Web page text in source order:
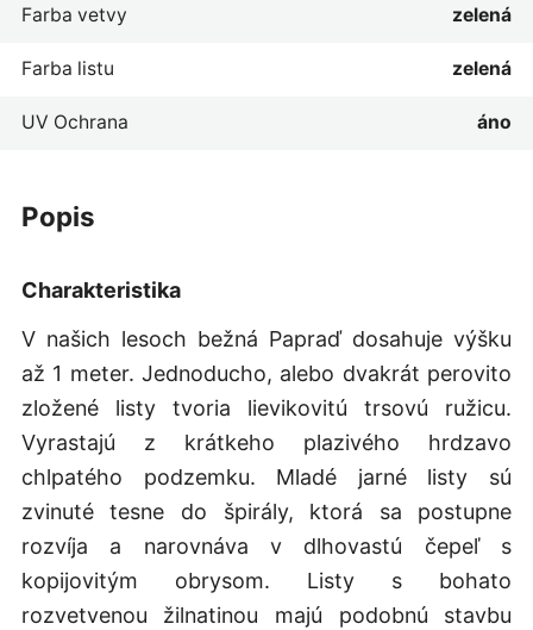
popis
Charakteristika
V našich lesoch bežná Papraď dosahuje výšku
až 1 meter. Jednoducho, alebo dvakrát perovito
zložené listy tvoria lievikovitú trsovú ružicu.
Vyrastajú z krátkeho plazivého hrdzavo
chlpatého podzemku. Mladé jarné listy sú
zvinuté tesne do špirály, ktorá sa postupne
rozvíja a narovnáva v dlhovastú čepeľ s
kopijovitým obrysom. Listy s bohato
rozvetvenou žilnatinou majú podobnú stavbu
Farba vetvy zelená
Farba listu zelená
UV Ochrana áno